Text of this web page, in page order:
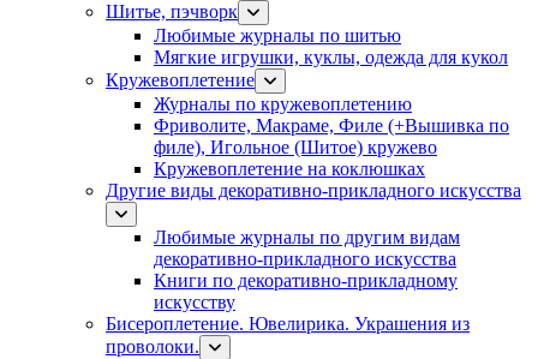
Шитье, пэчворк
Любимые журналы по шитью
Мягкие игрушки, куклы, одежда для кукол
Кружевоплетение
Журналы по кружевоплетению
Фриволите, Макраме, Филе (+Вышивка по
филе), Игольное (Шитое) кружево
Кружевоплетение на коклюшках
Другие виды декоративно-прикладного искусства
Любимые журналы по другим видам
декоративно-прикладного искусства
Книги по декоративно-прикладному
искусству
Бисероплетение. Ювелирика. Украшения из
проволоки.